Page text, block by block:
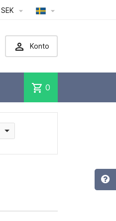
SEK  
 Konto
shopping_cart 0